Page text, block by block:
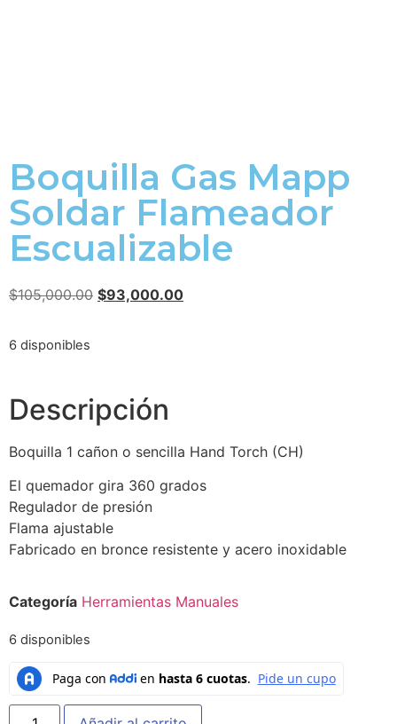
Boquilla Gas Mapp
Soldar Flameador
Escualizable
$105,000.00 $93,000.00
6 disponibles
Descripción
Boquilla 1 cañon o sencilla Hand Torch (CH)
El quemador gira 360 grados
Regulador de presión
Flama ajustable
Fabricado en bronce resistente y acero inoxidable
Categoría Herramientas Manuales
6 disponibles